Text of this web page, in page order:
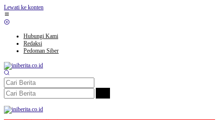
Lewati ke konten
Hubungi Kami
Redaksi
Pedoman Siber